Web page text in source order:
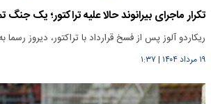
تکرار ماجرای بیرانوند حالا علیه تراکتور؛ یک جنگ
ریکاردو آلوز پس از فسخ قرارداد با تراکتور، دیروز
۱۹ مرداد ۱۴۰۴ | ۱:۳۷